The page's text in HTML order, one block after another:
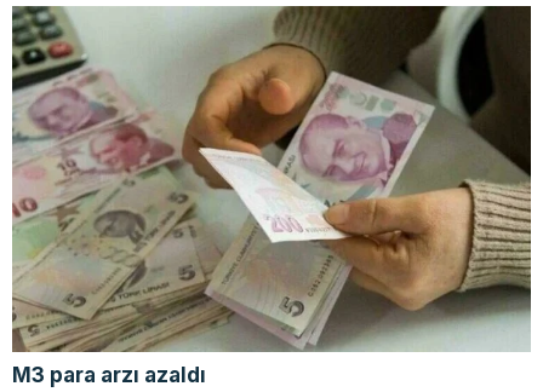
M3 para arzı azaldı